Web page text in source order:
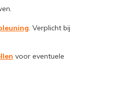
. Verplicht bij
voor eventuele